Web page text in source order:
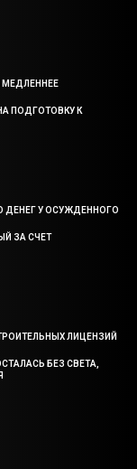
МЕДЛЕННЕЕ
ПОДГОТОВКУ К
ДЕНЕГ У ОСУЖДЕННОГО
ЗА СЧЕТ
ЛИЦЕНЗИЙ
БЕЗ СВЕТА,